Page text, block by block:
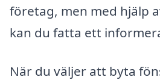
företag, men med hjälp
kan du fatta ett
När du väljer att byta